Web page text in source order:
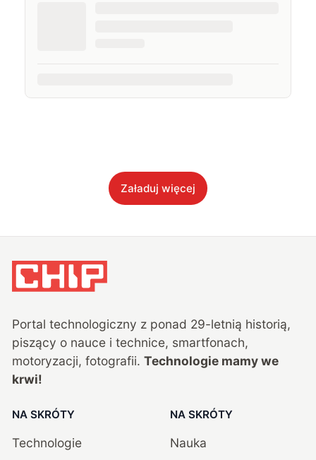
Załaduj więcej
Portal technologiczny z ponad 29-letnią historią,
piszący o nauce i technice, smartfonach,
motoryzacji, fotografii. Technologie mamy we
krwi!
NA SKRÓTY
Technologie
NA SKRÓTY
Nauka